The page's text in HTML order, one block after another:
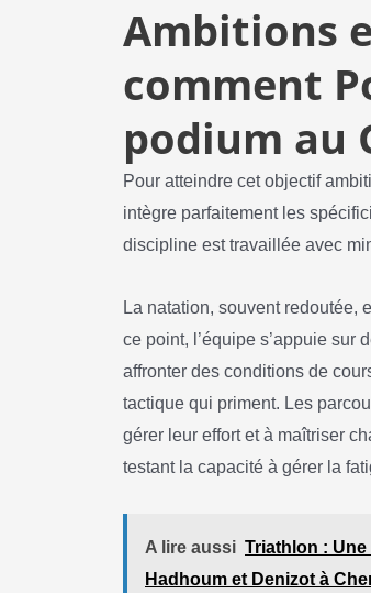
Ambitions
comment
podium au
Pour atteindre cet objectif
intègre parfaitement les
discipline est travaillée avec
La natation, souvent redoutée,
ce point, l’équipe s’appuie sur
affronter des conditions de
tactique qui priment. Les
gérer leur effort et à maîtriser
testant la capacité à gérer la
A lire aussi Triathlon :
Hadhoum et Denizot à